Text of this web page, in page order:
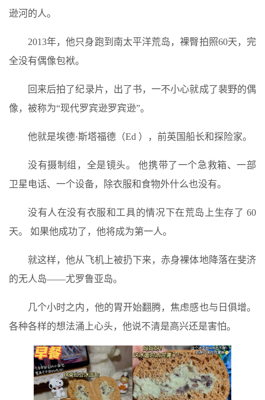
逊河的人。
2013年，他只身跑到南太平洋荒岛，裸臀拍照60天，完
全没有偶像包袱。
回来后拍了纪录片，出了书，一不小心就成了裴野的偶
像，被称为“现代罗宾逊罗宾逊”。
他就是埃德·斯塔福德（Ed ），前英国船长和探险家。
没有摄制组，全是镜头。 他携带了一个急救箱、一部
卫星电话、一个设备，除衣服和食物外什么也没有。
没有人在没有衣服和工具的情况下在荒岛上生存了 60
天。 如果他成功了，他将成为第一人。
就这样，他从飞机上被扔下来，赤身裸体地降落在斐济
的无人岛——尤罗鲁亚岛。
几个小时之内，他的胃开始翻腾，焦虑感也与日俱增。
各种各样的想法涌上心头，他说不清是高兴还是害怕。